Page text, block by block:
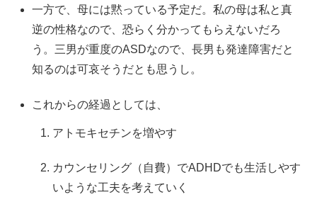
一方で、母には黙っている予定だ。私の母は私と真
逆の性格なので、恐らく分かってもらえないだろ
う。三男が重度のASDなので、長男も発達障害だと
知るのは可哀そうだとも思うし。
これからの経過としては、
アトモキセチンを増やす
カウンセリング（自費）でADHDでも生活しやす
いような工夫を考えていく